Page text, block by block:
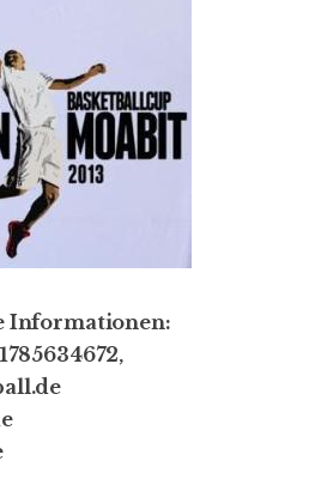
Informationen: